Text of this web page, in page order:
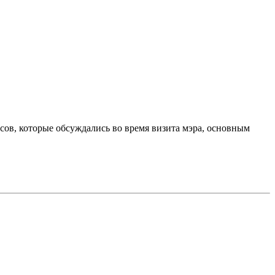
которые обсуждались во время визита мэра, основным